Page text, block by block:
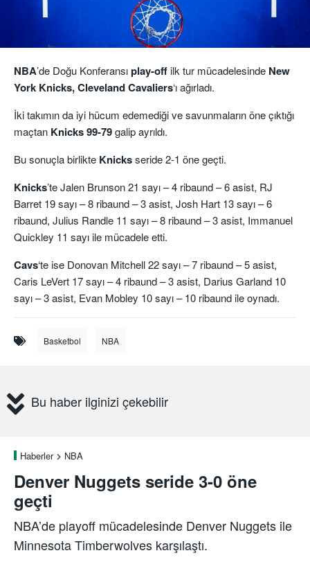
NBA’de Doğu Konferansıplay-offilk tur mücadelesinde New
York Knicks, ClevelandCavaliers‘ı ağırladı.
İki takımın da iyi hücum edemediği ve savunmaların öne çıktığı
maçtan Knicks 99-79galip ayrıldı.
Bu sonuçla birlikte Knicksseride 2-1 öne geçti.
Knicks’te Jalen Brunson 21 sayı – 4 ribaund – 6 asist, RJ
Barret 19 sayı – 8 ribaund – 3 asist, Josh Hart 13 sayı – 6
ribaund, Julius Randle 11 sayı – 8 ribaund – 3 asist, Immanuel
Quickley 11 sayı ile mücadele etti.
Cavs‘te ise Donovan Mitchell 22 sayı – 7 ribaund – 5 asist,
Caris LeVert 17 sayı – 4 ribaund – 3 asist, Darius Garland 10
sayı – 3 asist, Evan Mobley 10 sayı – 10 ribaund ile oynadı.
Basketbol NBA
Bu haber ilginizi çekebilir
Haberler NBA
Denver Nuggets seride 3-0 öne
geçti
NBA’de playoff mücadelesinde Denver Nuggets ile
Minnesota Timberwolves karşılaştı.